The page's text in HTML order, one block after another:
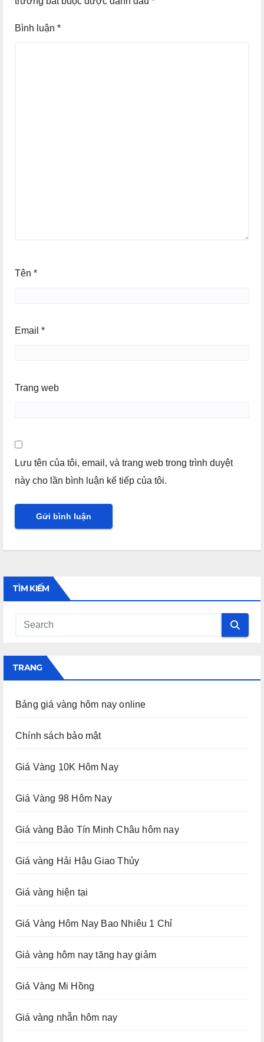
Bình luận *
Tên *
Email *
Trang web
Lưu tên của tôi, email, và trang web trong trình duyệt
này cho lần bình luận kế tiếp của tôi.
TÌM KIẾM
TRANG
Bảng giá vàng hôm nay online
Chính sách bảo mật
Giá Vàng 10K Hôm Nay
Giá Vàng 98 Hôm Nay
Giá vàng Bảo Tín Minh Châu hôm nay
Giá vàng Hải Hậu Giao Thủy
Giá vàng hiện tại
Giá Vàng Hôm Nay Bao Nhiêu 1 Chỉ
Giá vàng hôm nay tăng hay giảm
Giá Vàng Mi Hồng
Giá vàng nhẫn hôm nay